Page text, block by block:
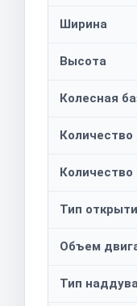
Ширина
Высота
Колесная
Количество
Количество
Тип
Объем
Тип